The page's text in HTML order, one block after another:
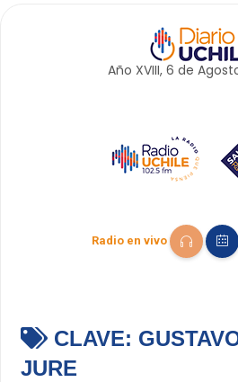
Año XVIII, 6 de
Radio en vivo
CLAVE:
JURE